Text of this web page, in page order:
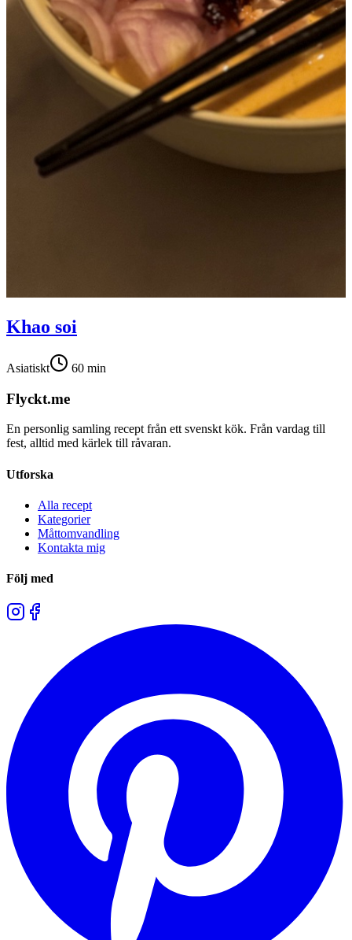
Khao soi
Asiatiskt 60 min
Flyckt.me
En personlig samling recept från ett svenskt kök. Från vardag till
fest, alltid med kärlek till råvaran.
Utforska
Alla recept
Kategorier
Måttomvandling
Kontakta mig
Följ med